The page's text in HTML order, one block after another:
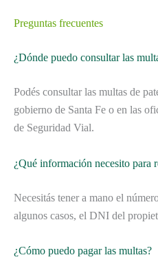
Preguntas frecuentes
¿Dónde puedo consultar las
Podés consultar las multas de
gobierno de Santa Fe o en las
de Seguridad Vial.
¿Qué información necesito para
Necesitás tener a mano el
algunos casos, el DNI del
¿Cómo puedo pagar las multas?